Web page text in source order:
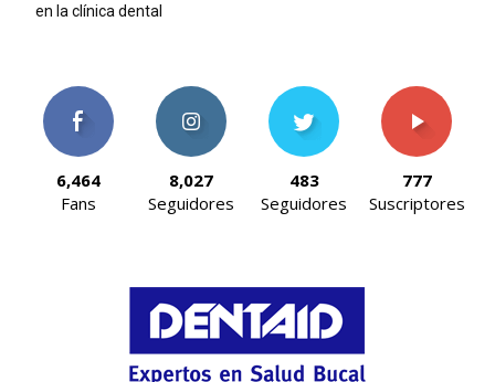
en la clínica dental
6,464
Fans
8,027
Seguidores
483
Seguidores
777
Suscriptores